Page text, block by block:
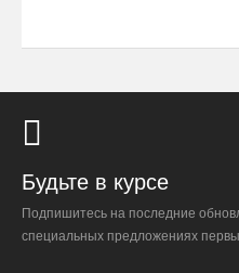
Будьте в курсе
Подпишитесь на последние
специальных предложениях